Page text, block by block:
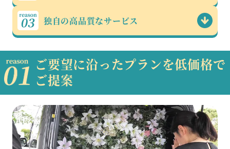
独自の高品質なサービス
ご要望に沿ったプランを低価格で
ご提案